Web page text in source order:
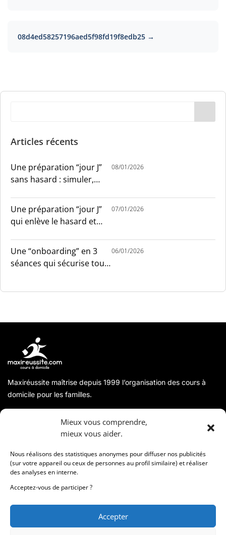
Mieux vous comprendre,
mieux vous aider.
Nous réalisons des statistiques anonymes pour diffuser nos publicités
(sur votre appareil ou ceux de personnes au profil similaire) et réaliser
des analyses en interne.
Acceptez-vous de participer ?
Accepter
08d4ed58257196aed5f98fd19f8edb25 →
Articles récents
Une préparation “jour J”
sans hasard : simuler,
08/01/2026
Une préparation “jour J”
qui enlève le hasard et
07/01/2026
Une “onboarding” en 3
séances qui sécurise tout
06/01/2026
Maxiréussite maîtrise depuis 1999 l’organisation des cours à
domicile pour les familles.
Coordonnées